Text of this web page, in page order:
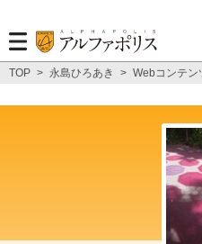
TOP > 永島ひろあき > Webコンテン